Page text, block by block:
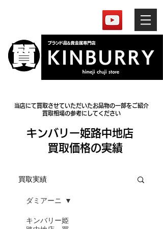
​キンバリー姫路中地店
買取価格の実績
当店にて買取させていただいたお品物の一部をご紹介
買取相場の参考にしてください
買取実績
キンバリー姫
ダミアーニ